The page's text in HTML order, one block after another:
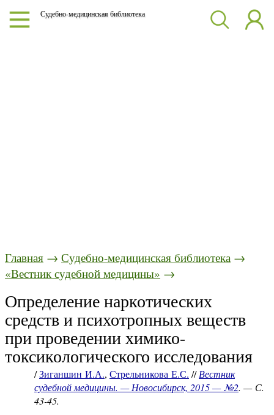
Судебно-медицинская библиотека
Главная → Судебно-медицинская библиотека →
«Вестник судебной медицины» →
Определение наркотических
средств и психотропных веществ
при проведении химико-
токсикологического исследования
/Зиганшин И.А., Стрельникова Е.С. //Вестник
судебной медицины. — Новосибирск, 2015 — №2. — С.
43-45.